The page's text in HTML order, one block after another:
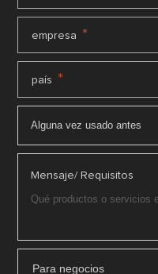
empresa *
país *
Mensaje/ Requisitos
Para negocios